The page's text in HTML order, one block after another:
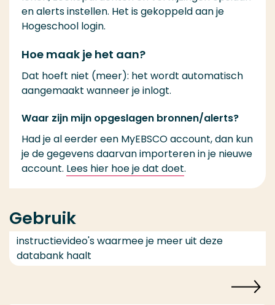
en alerts instellen. Het is gekoppeld aan je
Hogeschool login.
Hoe maak je het aan?
Dat hoeft niet (meer): het wordt automatisch
aangemaakt wanneer je inlogt.
Waar zijn mijn opgeslagen bronnen/alerts?
Had je al eerder een MyEBSCO account, dan kun
je de gegevens daarvan importeren in je nieuwe
account. Lees hier hoe je dat doet.
Gebruik
instructievideo's waarmee je meer uit deze
databank haalt